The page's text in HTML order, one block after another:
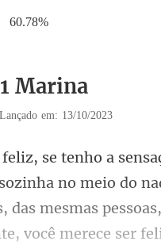
60.78%
Marina
Lançado em: 13/10/2023
das mesmas